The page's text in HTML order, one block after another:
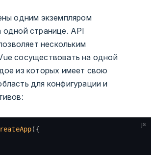
одним экземпляром
одной странице. API
нескольким
сосуществовать на одной
из которых имеет свою
для конфигурации и
js
({